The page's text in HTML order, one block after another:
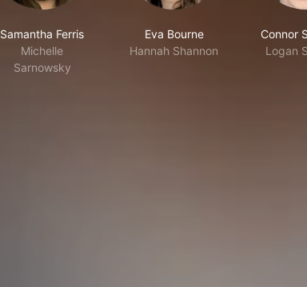
Samantha Ferris
Michelle
Sarnowsky
Eva Bourne
Hannah Shannon
Connor
Logan